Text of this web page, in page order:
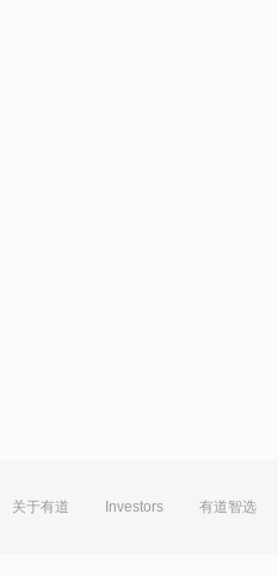
关于有道 Investors 有道智选